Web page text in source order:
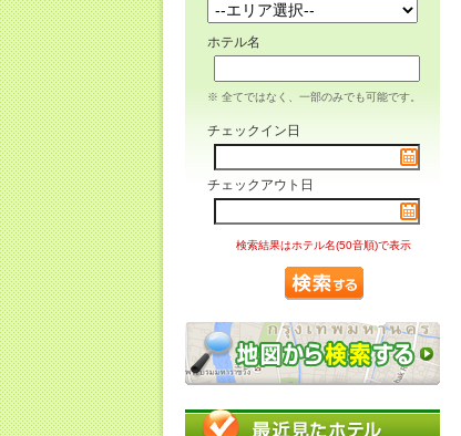
ホテル名
※ 全てではなく、一部のみでも可能です。
チェックイン日
チェックアウト日
検索結果はホテル名(50音順)で表示